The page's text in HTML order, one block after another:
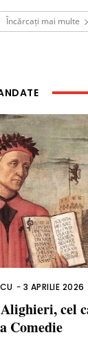
Încărcați mai multe
- 3 APRILIE 2026
cel
Comedie